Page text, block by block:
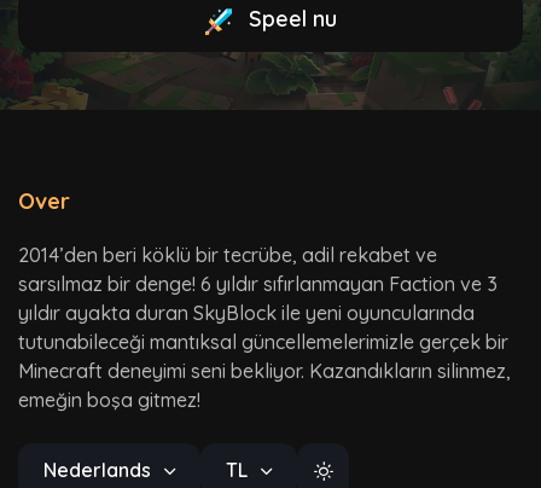
Speel nu
Over
2014’den beri köklü bir tecrübe, adil rekabet ve
sarsılmaz bir denge! 6 yıldır sıfırlanmayan Faction ve 3
yıldır ayakta duran SkyBlock ile yeni oyuncularında
tutunabileceği mantıksal güncellemelerimizle gerçek bir
Minecraft deneyimi seni bekliyor. Kazandıkların silinmez,
emeğin boşa gitmez!
Nederlands TL